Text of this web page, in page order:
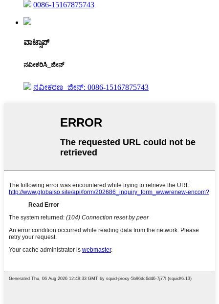
0086-15167875743
ವಾಟ್ಸಾಪ್
ನವೀಕರಿಸಿ_ಜೀನ್
ನವೀಕರಣ_ಜೀನ್: 0086-15167875743